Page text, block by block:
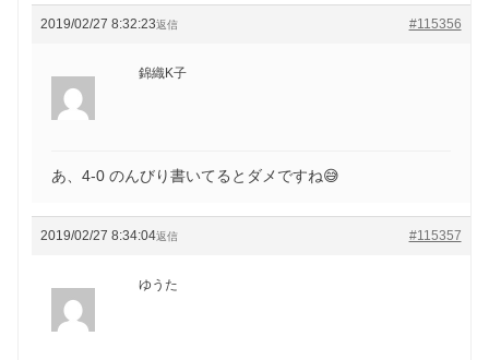
2019/02/27 8:32:23 #115356
返信
錦織K子
あ、4-0 のんびり書いてるとダメですね😅
2019/02/27 8:34:04 #115357
返信
ゆうた